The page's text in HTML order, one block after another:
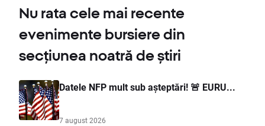
Nu rata cele mai recente
evenimente bursiere din
secțiunea noatră de știri
Datele NFP mult sub așteptări! 🚨 EURU...
7 august 2026